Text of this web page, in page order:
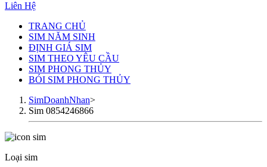
Liên Hệ
TRANG CHỦ
SIM NĂM SINH
ĐỊNH GIÁ SIM
SIM THEO YÊU CẦU
SIM PHONG THỦY
BÓI SIM PHONG THỦY
SimDoanhNhan>
Sim 0854246866
Loại sim